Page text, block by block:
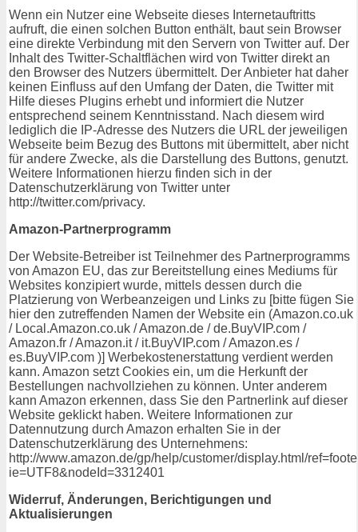
Wenn ein Nutzer eine Webseite dieses Internetauftritts
aufruft, die einen solchen Button enthält, baut sein Browser
eine direkte Verbindung mit den Servern von Twitter auf. Der
Inhalt des Twitter-Schaltflächen wird von Twitter direkt an
den Browser des Nutzers übermittelt. Der Anbieter hat daher
keinen Einfluss auf den Umfang der Daten, die Twitter mit
Hilfe dieses Plugins erhebt und informiert die Nutzer
entsprechend seinem Kenntnisstand. Nach diesem wird
lediglich die IP-Adresse des Nutzers die URL der jeweiligen
Webseite beim Bezug des Buttons mit übermittelt, aber nicht
für andere Zwecke, als die Darstellung des Buttons, genutzt.
Weitere Informationen hierzu finden sich in der
Datenschutzerklärung von Twitter unter
http://twitter.com/privacy.
Amazon-Partnerprogramm
Der Website-Betreiber ist Teilnehmer des Partnerprogramms
von Amazon EU, das zur Bereitstellung eines Mediums für
Websites konzipiert wurde, mittels dessen durch die
Platzierung von Werbeanzeigen und Links zu [bitte fügen Sie
hier den zutreffenden Namen der Website ein (Amazon.co.uk
/ Local.Amazon.co.uk / Amazon.de / de.BuyVIP.com /
Amazon.fr / Amazon.it / it.BuyVIP.com / Amazon.es /
es.BuyVIP.com )] Werbekostenerstattung verdient werden
kann. Amazon setzt Cookies ein, um die Herkunft der
Bestellungen nachvollziehen zu können. Unter anderem
kann Amazon erkennen, dass Sie den Partnerlink auf dieser
Website geklickt haben. Weitere Informationen zur
Datennutzung durch Amazon erhalten Sie in der
Datenschutzerklärung des Unternehmens:
http://www.amazon.de/gp/help/customer/display.html/
ie=UTF8&nodeId=3312401
Widerruf, Änderungen, Berichtigungen und
Aktualisierungen